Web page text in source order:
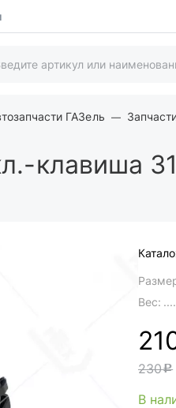
ГАЗель
клавиша
Вес:
230c
В